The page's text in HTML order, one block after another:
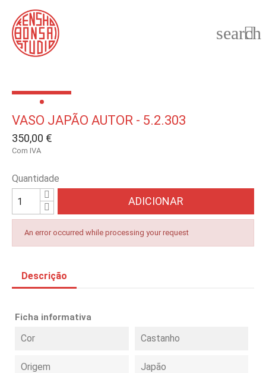

search
VASO JAPÃO AUTOR - 5.2.303
350,00 €
Com IVA
Quantidade
ADICIONAR
An error occurred while processing your request
Descrição
Ficha informativa
Cor Castanho
Origem Japão